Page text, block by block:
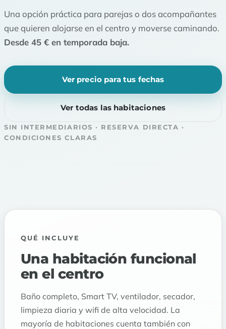
Una opción práctica para parejas o dos acompañantes
que quieren alojarse en el centro y moverse caminando.
Desde 45 € en temporada baja.
Ver precio para tus fechas
Ver todas las habitaciones
SIN INTERMEDIARIOS · RESERVA DIRECTA ·
CONDICIONES CLARAS
QUÉ INCLUYE
Una habitación funcional
en el centro
Baño completo, Smart TV, ventilador, secador,
limpieza diaria y wifi de alta velocidad. La
mayoría de habitaciones cuenta también con